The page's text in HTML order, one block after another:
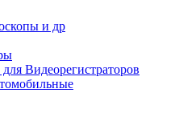
и др
Видеорегистраторов